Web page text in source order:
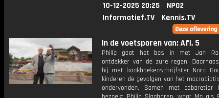
10-12-2025 20:25
NPO2
Informatief.TV
Kennis.TV
In de voetsporen van: Afl. 5
Philip gaat het bos in met Jan
ontdekker van de zure regen.
hij met kookboekenschrijfster Nora
kinderen de gevolgen van het
ondervonden. Samen met cabaretier